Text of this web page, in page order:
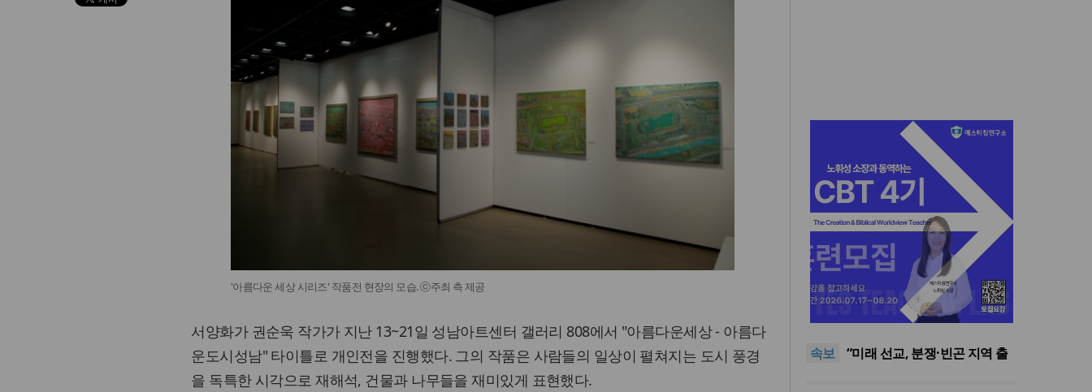
'아름다운 세상 시리즈' 작품전 현장의 모습. ⓒ주최 측 제공
서양화가 권순욱 작가가 지난 13~21일 성남아트센터 갤러리 808에서 "아름다운세상 - 아름다
운도시성남" 타이틀로 개인전을 진행했다. 그의 작품은 사람들의 일상이 펼쳐지는 도시 풍경
을 독특한 시각으로 재해석, 건물과 나무들을 재미있게 표현했다.
속보
[최원호 목사의 영혼의 양식 63]
말씀은 같은데 왜 열매는 다를
美 이민구금센터에 억류됐던
“미사일 속에서도 복음은 전해
“미래 선교, 분쟁·빈곤 지역 출